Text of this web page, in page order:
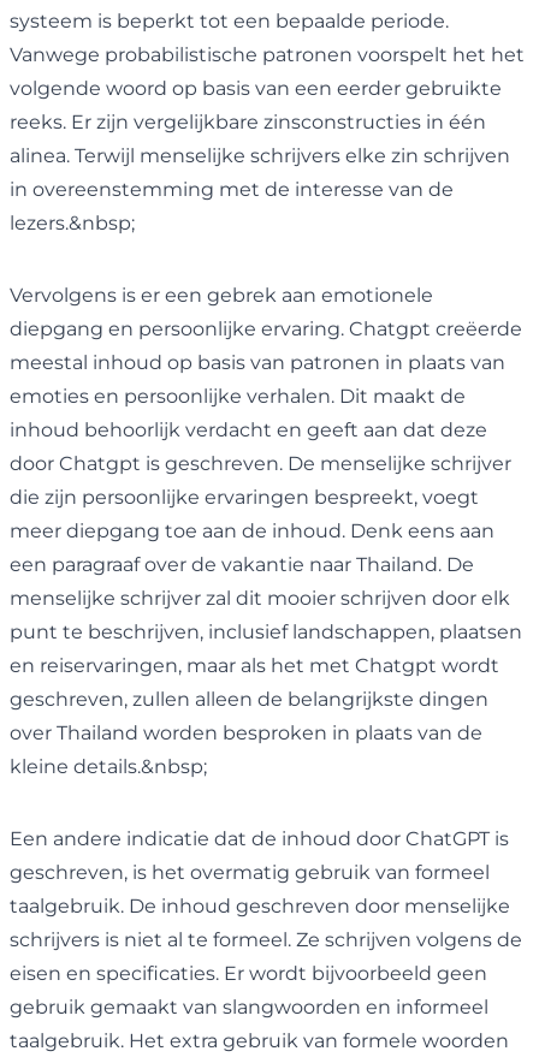
systeem is beperkt tot een bepaalde periode.
Vanwege probabilistische patronen voorspelt het het
volgende woord op basis van een eerder gebruikte
reeks. Er zijn vergelijkbare zinsconstructies in één
alinea. Terwijl menselijke schrijvers elke zin schrijven
in overeenstemming met de interesse van de
lezers.&nbsp;
Vervolgens is er een gebrek aan emotionele
diepgang en persoonlijke ervaring. Chatgpt creëerde
meestal inhoud op basis van patronen in plaats van
emoties en persoonlijke verhalen. Dit maakt de
inhoud behoorlijk verdacht en geeft aan dat deze
door Chatgpt is geschreven. De menselijke schrijver
die zijn persoonlijke ervaringen bespreekt, voegt
meer diepgang toe aan de inhoud. Denk eens aan
een paragraaf over de vakantie naar Thailand. De
menselijke schrijver zal dit mooier schrijven door elk
punt te beschrijven, inclusief landschappen, plaatsen
en reiservaringen, maar als het met Chatgpt wordt
geschreven, zullen alleen de belangrijkste dingen
over Thailand worden besproken in plaats van de
kleine details.&nbsp;
Een andere indicatie dat de inhoud door ChatGPT is
geschreven, is het overmatig gebruik van formeel
taalgebruik. De inhoud geschreven door menselijke
schrijvers is niet al te formeel. Ze schrijven volgens de
eisen en specificaties. Er wordt bijvoorbeeld geen
gebruik gemaakt van slangwoorden en informeel
taalgebruik. Het extra gebruik van formele woorden